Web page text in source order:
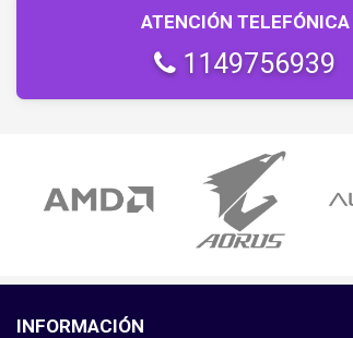
ATENCIÓN TELEFÓNICA
1149756939
INFORMACIÓN